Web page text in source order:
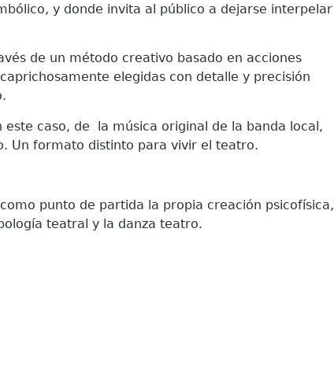
y donde invita al público a dejarse interpelar
de un método creativo basado en acciones
elegidas con detalle y precisión
este caso, de la música original de la banda local,
Un formato distinto para vivir el teatro.
punto de partida la propia creación psicofísica,
teatral y la danza teatro.